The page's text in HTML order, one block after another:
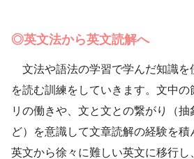
◎英文法から英文読解へ
文法や語法の学習で学んだ知識を
を読む訓練をしていきます。文中
リの働きや、文と文との繋がり（
ど）を意識して文章読解の経験を
英文から徐々に難しい英文に移行